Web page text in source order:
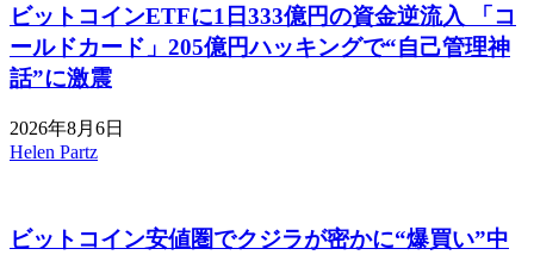
ビットコインETFに1日333億円の資金逆流入 「コ
ールドカード」205億円ハッキングで“自己管理神
話”に激震
2026年8月6日
Helen Partz
ビットコイン安値圏でクジラが密かに“爆買い”中